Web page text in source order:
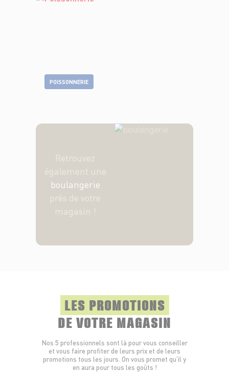
POISSONNERIE
Retrouvez
également une
boulangerie
près de votre
magasin !
LES PROMOTIONS
DE VOTRE MAGASIN
Nos 5 professionnels sont là pour vous conseiller
et vous faire profiter de leurs prix et de leurs
promotions tous les jours. On vous promet qu’il y
en aura pour tous les goûts !